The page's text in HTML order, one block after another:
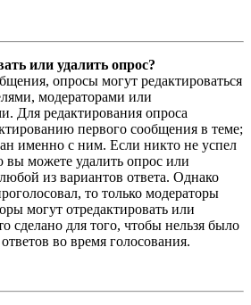
или удалить опрос?
опросы могут редактироваться
модераторами или
Для редактирования опроса
первого сообщения в теме;
именно с ним. Если никто не успел
вы можете удалить опрос или
из вариантов ответа. Однако
то только модераторы
могут отредактировать или
сделано для того, чтобы нельзя было
во время голосования.